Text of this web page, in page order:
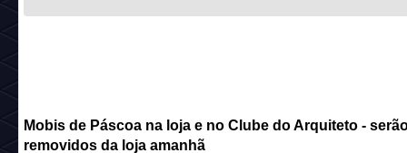
Mobis de Páscoa na loja e no Clube do Arquiteto -
removidos da loja amanhã